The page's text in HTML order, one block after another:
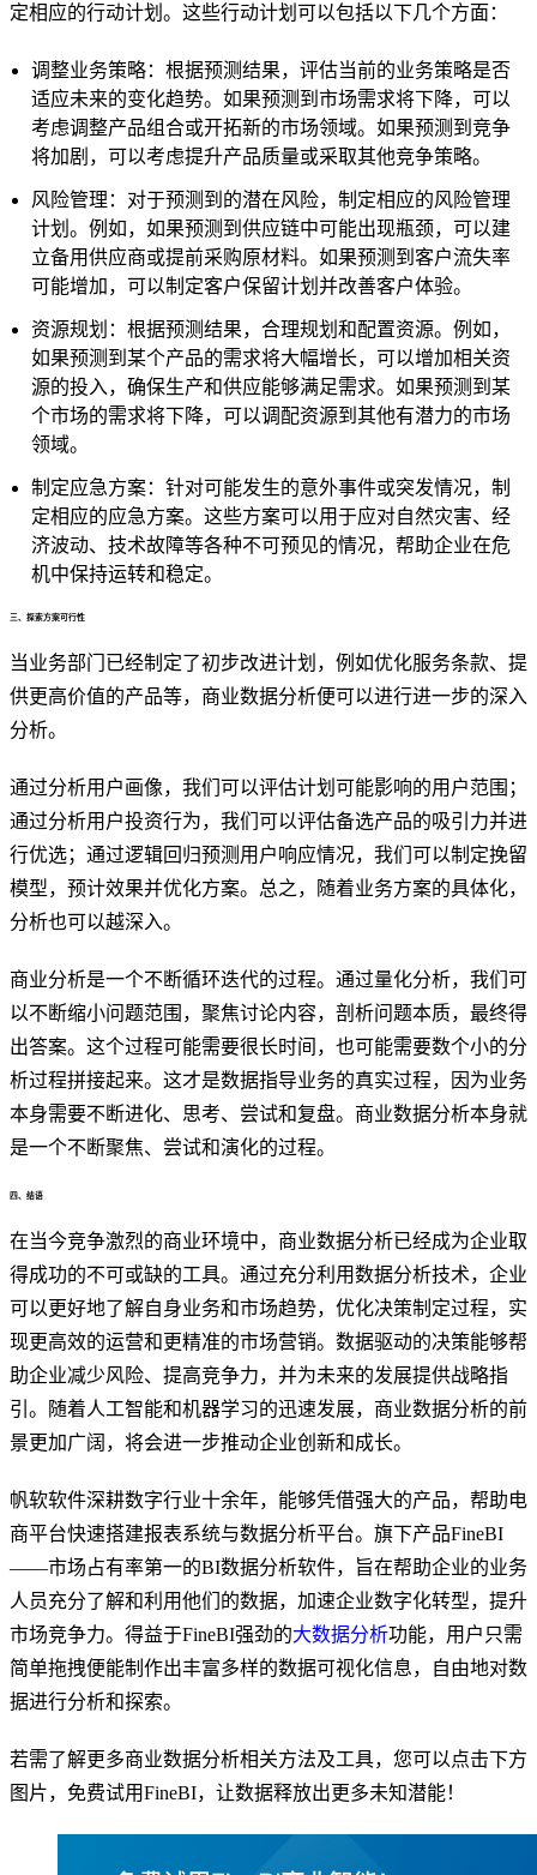
定相应的行动计划。这些行动计划可以包括以下几个方面：
调整业务策略：根据预测结果，评估当前的业务策略是否
适应未来的变化趋势。如果预测到市场需求将下降，可以
考虑调整产品组合或开拓新的市场领域。如果预测到竞争
将加剧，可以考虑提升产品质量或采取其他竞争策略。
风险管理：对于预测到的潜在风险，制定相应的风险管理
计划。例如，如果预测到供应链中可能出现瓶颈，可以建
立备用供应商或提前采购原材料。如果预测到客户流失率
可能增加，可以制定客户保留计划并改善客户体验。
资源规划：根据预测结果，合理规划和配置资源。例如，
如果预测到某个产品的需求将大幅增长，可以增加相关资
源的投入，确保生产和供应能够满足需求。如果预测到某
个市场的需求将下降，可以调配资源到其他有潜力的市场
领域。
制定应急方案：针对可能发生的意外事件或突发情况，制
定相应的应急方案。这些方案可以用于应对自然灾害、经
济波动、技术故障等各种不可预见的情况，帮助企业在危
机中保持运转和稳定。
三、探索方案可行性
当业务部门已经制定了初步改进计划，例如优化服务条款、提
供更高价值的产品等，商业数据分析便可以进行进一步的深入
分析。
通过分析用户画像，我们可以评估计划可能影响的用户范围；
通过分析用户投资行为，我们可以评估备选产品的吸引力并进
行优选；通过逻辑回归预测用户响应情况，我们可以制定挽留
模型，预计效果并优化方案。总之，随着业务方案的具体化，
分析也可以越深入。
商业分析是一个不断循环迭代的过程。通过量化分析，我们可
以不断缩小问题范围，聚焦讨论内容，剖析问题本质，最终得
出答案。这个过程可能需要很长时间，也可能需要数个小的分
析过程拼接起来。这才是数据指导业务的真实过程，因为业务
本身需要不断进化、思考、尝试和复盘。商业数据分析本身就
是一个不断聚焦、尝试和演化的过程。
四、结语
在当今竞争激烈的商业环境中，商业数据分析已经成为企业取
得成功的不可或缺的工具。通过充分利用数据分析技术，企业
可以更好地了解自身业务和市场趋势，优化决策制定过程，实
现更高效的运营和更精准的市场营销。数据驱动的决策能够帮
助企业减少风险、提高竞争力，并为未来的发展提供战略指
引。随着人工智能和机器学习的迅速发展，商业数据分析的前
景更加广阔，将会进一步推动企业创新和成长。
帆软软件深耕数字行业十余年，能够凭借强大的产品，帮助电
商平台快速搭建报表系统与数据分析平台。旗下产品FineBI
——市场占有率第一的BI数据分析软件，旨在帮助企业的业务
人员充分了解和利用他们的数据，加速企业数字化转型，提升
市场竞争力。得益于FineBI强劲的大数据分析功能，用户只需
简单拖拽便能制作出丰富多样的数据可视化信息，自由地对数
据进行分析和探索。
若需了解更多商业数据分析相关方法及工具，您可以点击下方
图片，免费试用FineBI，让数据释放出更多未知潜能！